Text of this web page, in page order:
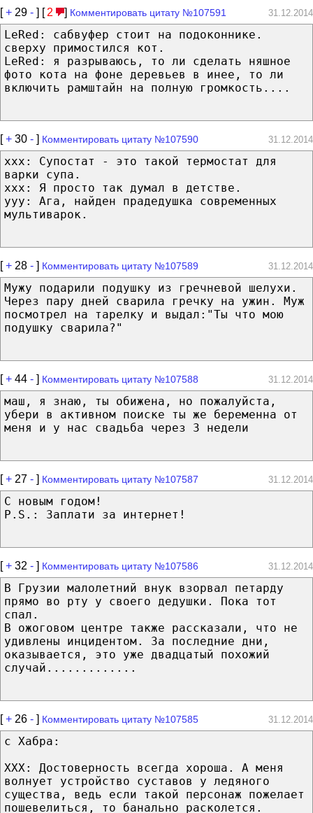
[+ 29 - ] [ 2 ] Комментировать цитату №107591 31.12.2014
LeRed: сабвуфер стоит на подоконнике.
сверху примостился кот.
LeRed: я разрываюсь, то ли сделать няшное
фото кота на фоне деревьев в инее, то ли
включить рамштайн на полную громкость....
[+ 30 - ] Комментировать цитату №107590 31.12.2014
xxx: Супостат - это такой термостат для
варки супа.
xxx: Я просто так думал в детстве.
yyy: Ага, найден прадедушка современных
мультиварок.
[+ 28 - ] Комментировать цитату №107589 31.12.2014
Мужу подарили подушку из гречневой шелухи.
Через пару дней сварила гречку на ужин. Муж
посмотрел на тарелку и выдал:"Ты что мою
подушку сварила?"
[+ 44 - ] Комментировать цитату №107588 31.12.2014
маш, я знаю, ты обижена, но пожалуйста,
убери в активном поиске ты же беременна от
меня и у нас свадьба через 3 недели
[+ 27 - ] Комментировать цитату №107587 31.12.2014
С новым годом!
P.S.: Заплати за интернет!
[+ 32 - ] Комментировать цитату №107586 31.12.2014
В Грузии малолетний внук взорвал петарду
прямо во рту у своего дедушки. Пока тот
спал.
В ожоговом центре также рассказали, что не
удивлены инцидентом. За последние дни,
оказывается, это уже двадцатый похожий
случай.............
[+ 26 - ] Комментировать цитату №107585 31.12.2014
с Хабра:
XXX: Достоверность всегда хороша. А меня
волнует устройство суставов у ледяного
существа, ведь если такой персонаж пожелает
пошевелиться, то банально расколется.